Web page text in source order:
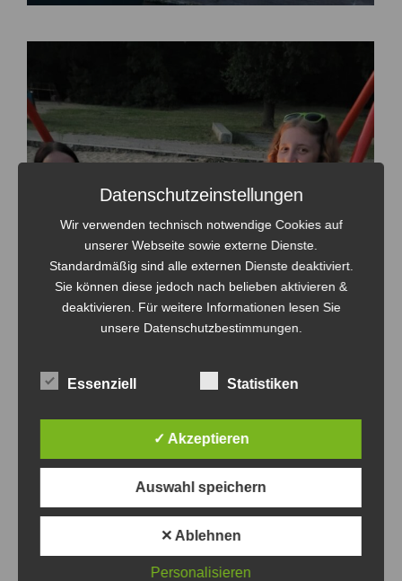
Datenschutzeinstellungen
Wir verwenden technisch notwendige Cookies auf
unserer Webseite sowie externe Dienste.
Standardmäßig sind alle externen Dienste deaktiviert.
Sie können diese jedoch nach belieben aktivieren &
deaktivieren. Für weitere Informationen lesen Sie
unsere Datenschutzbestimmungen.
Essenziell Statistiken
✓ Akzeptieren
Auswahl speichern
✕ Ablehnen
Personalisieren